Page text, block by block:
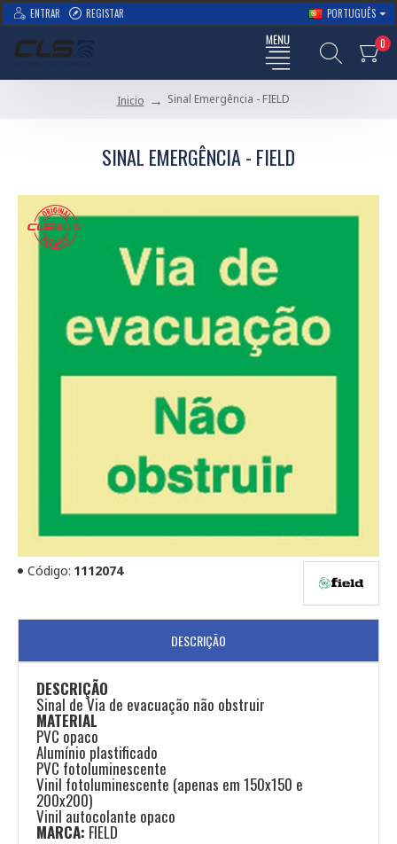
ENTRAR REGISTAR PORTUGUÊS
0
Inicio Sinal Emergência - FIELD
SINAL EMERGÊNCIA - FIELD
Código: 1112074
DESCRIÇÃO
DESCRIÇÃO
Sinal de Via de evacuação não obstruir
MATERIAL
PVC opaco
Alumínio plastificado
PVC fotoluminescente
Vinil fotoluminescente (apenas em 150x150 e
200x200)
Vinil autocolante opaco
MARCA: FIELD